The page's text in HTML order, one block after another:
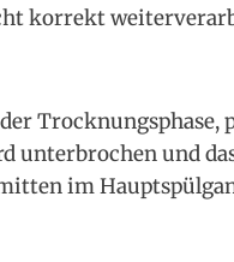
korrekt
Trocknungsphase,
unterbrochen und
im